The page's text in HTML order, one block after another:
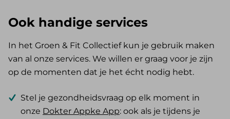
Ook handige services
In het Groen & Fit Collectief kun je gebruik maken
van al onze services. We willen er graag voor je zijn
op de momenten dat je het écht nodig hebt.
Stel je gezondheidsvraag op elk moment in
onze Dokter Appke App: ook als je tijdens je